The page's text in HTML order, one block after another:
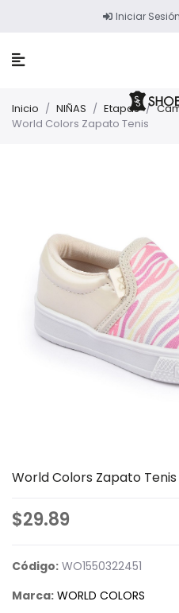
Iniciar Sesión
Inicio / NIÑAS / Etapas /
World Colors Zapato Tenis
World Colors Zapato Tenis
$29.89
Código: WO1550322451
Marca: WORLD COLORS